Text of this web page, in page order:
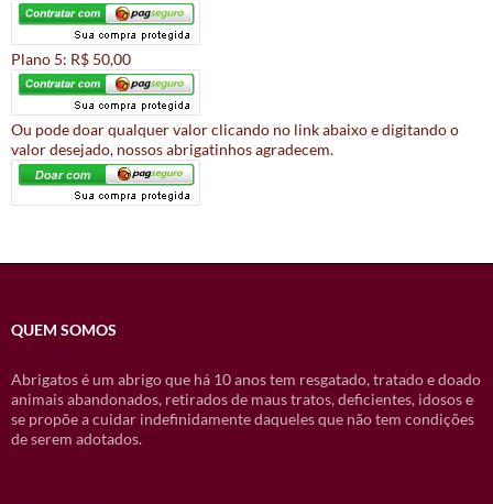
Plano 5: R$ 50,00
Ou pode doar qualquer valor clicando no link abaixo e digitando o
valor desejado, nossos abrigatinhos agradecem.
QUEM SOMOS
Abrigatos é um abrigo que há 10 anos tem resgatado, tratado e doado
animais abandonados, retirados de maus tratos, deficientes, idosos e
se propõe a cuidar indefinidamente daqueles que não tem condições
de serem adotados.